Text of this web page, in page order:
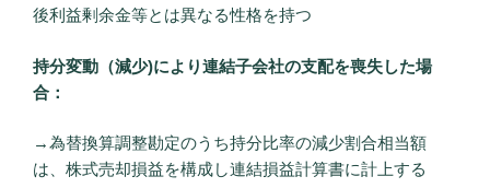
後利益剰余金等とは異なる性格を持つ
持分変動（減少)により連結子会社の支配を喪失した場
合：
→為替換算調整勘定のうち持分比率の減少割合相当額
は、株式売却損益を構成し連結損益計算書に計上する